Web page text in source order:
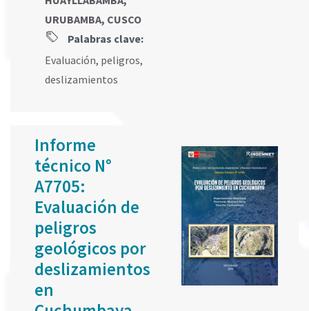
URUBAMBA, CUSCO
Palabras clave:
Evaluación, peligros,
deslizamientos
Informe
técnico N°
A7705:
Evaluación de
peligros
geológicos por
deslizamientos
en